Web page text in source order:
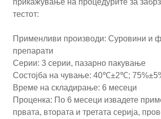
тестот:
Применливи производи: Суровини и
препарати
Серии: 3 серии, пазарно пакување
Состојба на чување: 40℃±2℃;
Време на складирање: 6 месеци
Проценка: По 6 месеци извадете
првата, втората и третата серија,